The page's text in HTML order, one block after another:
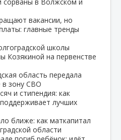
вакансии, но
главные тренды
школы
Козякиной на первенстве
область передала
в зону СВО
и стипендия: как
лучших
ближе: как маткапитал
области